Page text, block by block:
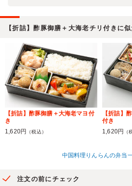
【折詰】酢豚御膳＋大海老チリ付きに
【折詰】酢豚御膳＋大海老マヨ付
き
1,620円
（税込）
【折詰】
付き
1,620円
（
中国料理りんらんの弁当
注文の前にチェック